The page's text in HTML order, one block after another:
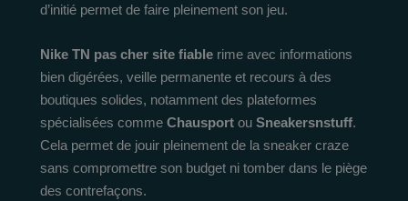
d’initié permet de faire pleinement son jeu.
Nike TN pas cher site fiable rime avec informations
bien digérées, veille permanente et recours à des
boutiques solides, notamment des plateformes
spécialisées comme Chausport ou Sneakersnstuff.
Cela permet de jouir pleinement de la sneaker craze
sans compromettre son budget ni tomber dans le piège
des contrefaçons.